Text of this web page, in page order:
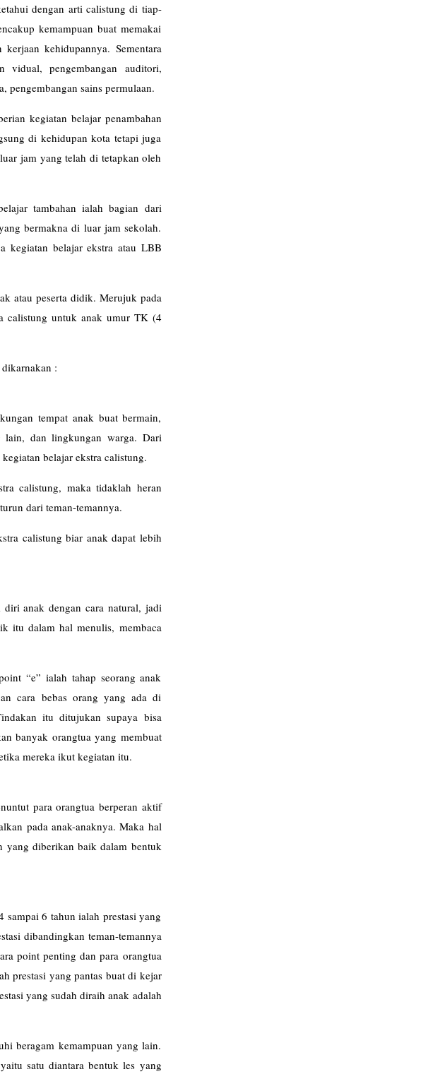
dengan arti calistung di tiap-
kemampuan buat memakai
kehidupannya. Sementara
vidual, pengembangan auditori,
pengembangan sains permulaan.
kegiatan belajar penambahan
di kehidupan kota tetapi juga
jam yang telah di tetapkan oleh
tambahan ialah bagian dari
bermakna di luar jam sekolah.
kegiatan belajar ekstra atau LBB
atau peserta didik. Merujuk pada
calistung untuk anak umur TK (4
:
tempat anak buat bermain,
lain, dan lingkungan warga. Dari
belajar ekstra calistung.
calistung, maka tidaklah heran
dari teman-temannya.
calistung biar anak dapat lebih
anak dengan cara natural, jadi
itu dalam hal menulis, membaca
“e” ialah tahap seorang anak
cara bebas orang yang ada di
itu ditujukan supaya bisa
banyak orangtua yang membuat
mereka ikut kegiatan itu.
para orangtua berperan aktif
pada anak-anaknya. Maka hal
yang diberikan baik dalam bentuk
6 tahun ialah prestasi yang
dibandingkan teman-temannya
point penting dan para orangtua
prestasi yang pantas buat di kejar
yang sudah diraih anak adalah
beragam kemampuan yang lain.
yaitu satu diantara bentuk les yang